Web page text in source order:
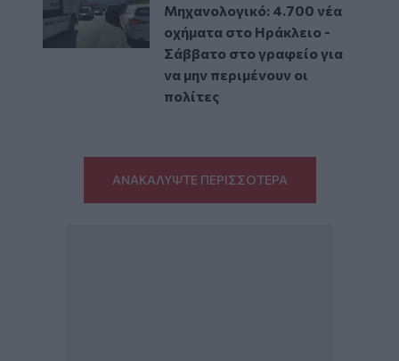
Μηχανολογικό: 4.700 νέα
οχήματα στο Ηράκλειο -
Σάββατο στο γραφείο για
να μην περιμένουν οι
πολίτες
ΑΝΑΚΑΛΥΨΤΕ ΠΕΡΙΣΣΟΤΕΡΑ